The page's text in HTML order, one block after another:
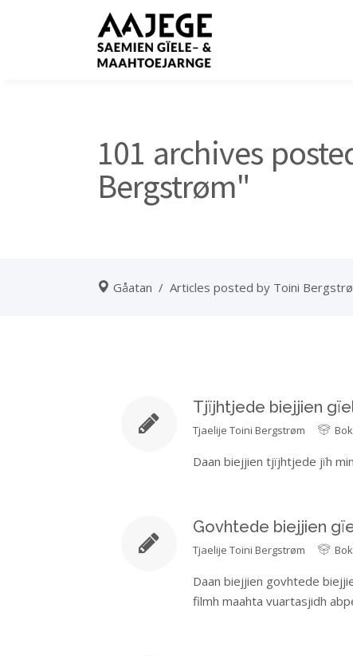
101 archives
Bergstrøm"
Gåatan / Articles posted by Toini
Tjïjhtjede biejjien
Tjaelije Toini Bergstrøm
Daan biejjien tjïjhtjede jïh
Govhtede biejjien
Tjaelije Toini Bergstrøm
Daan biejjien govhtede
filmh maahta vuartasjidh